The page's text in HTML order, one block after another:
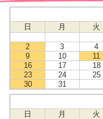
日
月 火
2
3 4
9
10 11
16
17 18
23
24 25
30
31
日
月 火